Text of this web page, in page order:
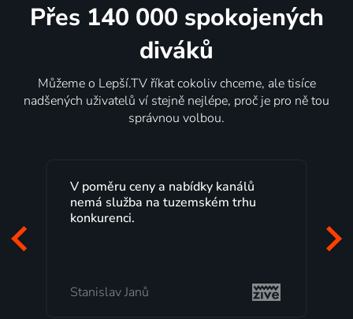
Přes 140 000 spokojených
diváků
Můžeme o Lepší.TV říkat cokoliv chceme, ale tisíce
nadšených uživatelů ví stejně nejlépe, proč je pro ně tou
správnou volbou.
ceny a nabídky kanálů
služba na tuzemském trhu
začátek
mi vyhovuje.
Milada